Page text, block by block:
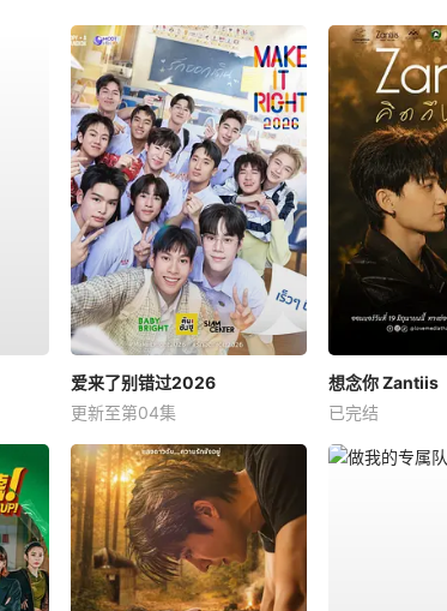
爱来了别错过2026
更新至第04集
想念你 Zantiis
已完结